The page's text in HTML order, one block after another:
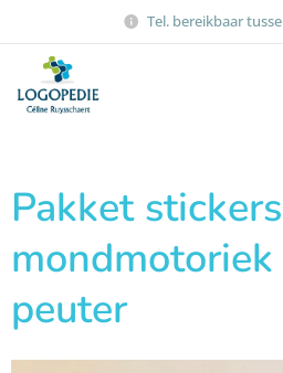
Tel. bereikbaar
Pakket
peuter